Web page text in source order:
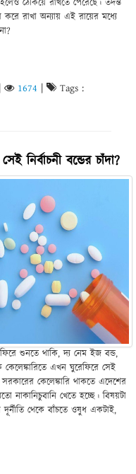
ঠেকিয়ে রাখতে পেরেছে। তদন্ত
করে রাখা অন্যায় এই রায়ের মধ্যে
1674 Tags :
নির্বাচনী বন্ডের চাঁদা?
শুনতে থাকি, দ্য নেম ইজ বন্ড,
এখন ঘুরেফিরে সেই
কেলেঙ্কারি থাকতে এদেশের
নাকানিচুবানি খেতে হচ্ছে। বিষয়টা
থেকে বাঁচতে ওষুধ একটাই,